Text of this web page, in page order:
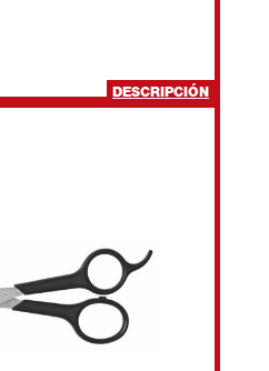
DESCRIPCIÓN:
BC-